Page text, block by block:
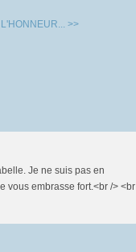
>>
Je ne suis pas en
vous embrasse fort.<br /> <br